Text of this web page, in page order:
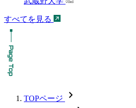
すべてを見る
TOPページ chevron_forward